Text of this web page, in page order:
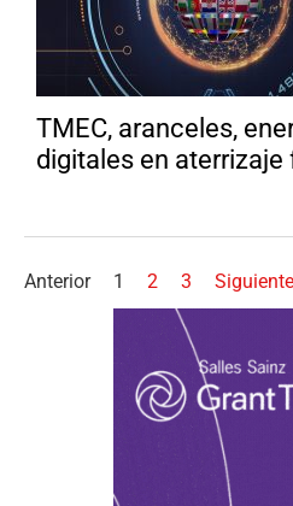
TMEC, aranceles,
digitales en
Anterior 1 2 3 Siguiente